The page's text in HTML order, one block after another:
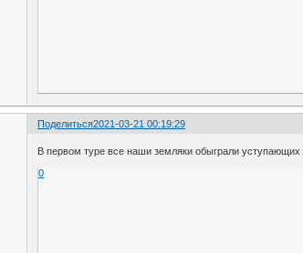
Поделиться2021-03-21 00:19:29
В первом туре все наши земляки обыграли уступающих
0